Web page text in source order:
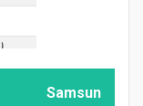
Samsun